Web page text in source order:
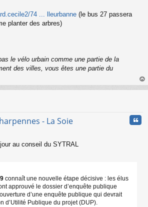
74 ... lleurbanne (le bus 27 passera
planter des arbres)
le vélo urbain comme une partie de la
des villes, vous êtes une partie du
au
- La Soie
au conseil du SYTRAL
connaît une nouvelle étape décisive : les élus
approuvé le dossier d’enquête publique
d’une enquête publique qui devrait
d’Utilité Publique du projet (DUP).